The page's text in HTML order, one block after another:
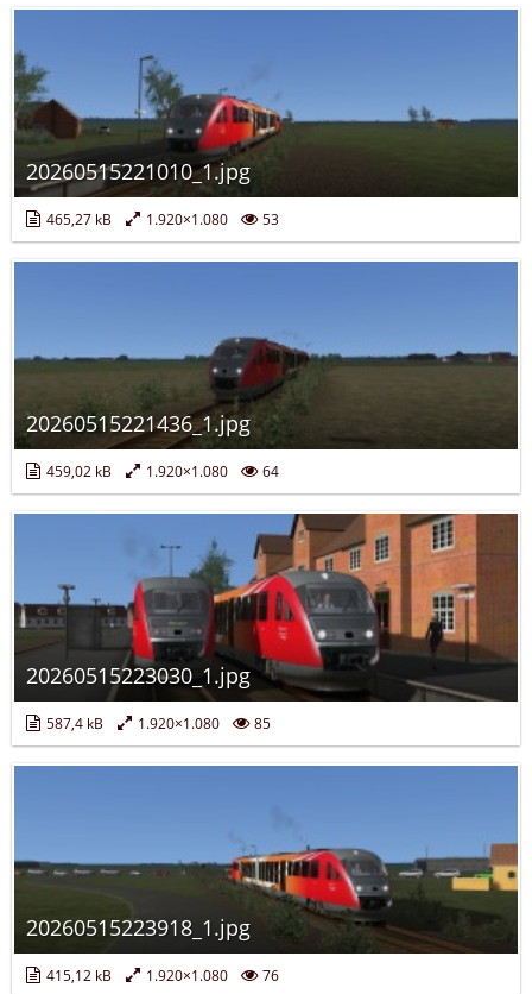
20260515221010_1.jpg
465,27 kB 1.920×1.080 53
20260515221436_1.jpg
459,02 kB 1.920×1.080 64
20260515223030_1.jpg
587,4 kB 1.920×1.080 85
20260515223918_1.jpg
415,12 kB 1.920×1.080 76